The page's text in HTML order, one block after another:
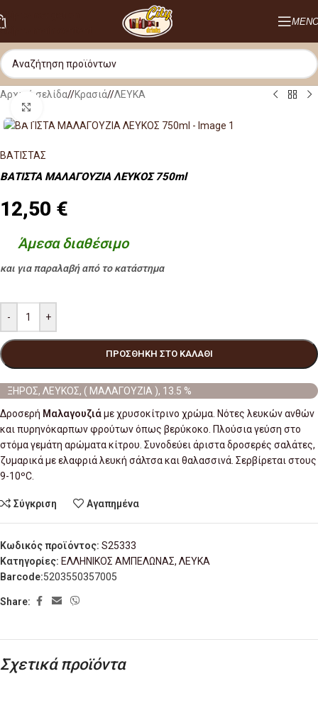
Skip to navigation
Skip to main content
Αρχική σελίδα/ Κρασιά/ ΛΕΥΚΑ
ΒΑΤΙΣΤΑΣ
ΒΑΤΙΣΤΑ ΜΑΛΑΓΟΥΖΙΑ ΛΕΥΚΟΣ 750ml
12,50 €
Άμεσα διαθέσιμο
και για παραλαβή από το κατάστημα
- +
ΠΡΟΣΘΉΚΗ ΣΤΟ ΚΑΛΆΘΙ
ΞΗΡΟΣ, ΛΕΥΚΟΣ, ( ΜΑΛΑΓΟΥΖΙΑ ), 13.5 %
Δροσερή Μαλαγουζιάμε χρυσοκίτρινο χρώμα. Νότες λευκών ανθών
και πυρηνόκαρπων φρούτων όπως βερύκοκο. Πλούσια γεύση στο
στόμα γεμάτη αρώματα κίτρου. Συνοδεύει άριστα δροσερές σαλάτες,
ζυμαρικά με ελαφριά λευκή σάλτσα και θαλασσινά. Σερβίρεται στους
9-10ºC.
Σύγκριση Αγαπημένα
Κωδικός προϊόντος: S25333
Κατηγορίες: ΕΛΛΗΝΙΚΟΣ ΑΜΠΕΛΩΝΑΣ, ΛΕΥΚΑ
Barcode:5203550357005
Share:
Σχετικά προϊόντα